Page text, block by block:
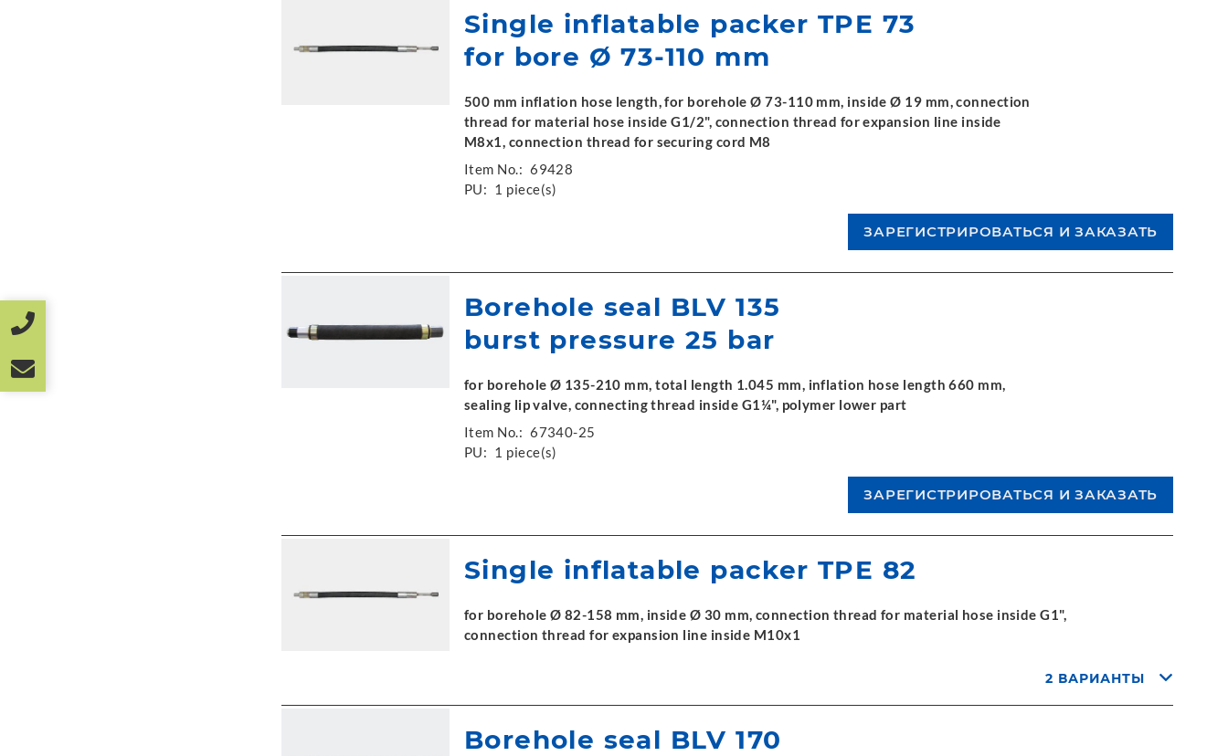
Single inflatable packer TPE 73
for bore Ø 73-110 mm
500 mm inflation hose length, for borehole Ø 73-110 mm, inside Ø 19 mm, connection
thread for material hose inside G1/2", connection thread for expansion line inside
M8x1, connection thread for securing cord M8
Item No.: 69428
PU: 1 piece(s)
Borehole seal BLV 135
burst pressure 25 bar
for borehole Ø 135-210 mm, total length 1.045 mm, inflation hose length 660 mm,
sealing lip valve, connecting thread inside G1¼", polymer lower part
Item No.: 67340-25
PU: 1 piece(s)
Single inflatable packer TPE 82
for borehole Ø 82-158 mm, inside Ø 30 mm, connection thread for material hose inside G1",
connection thread for expansion line inside M10x1
2 ВАРИАНТЫ
Borehole seal BLV 170